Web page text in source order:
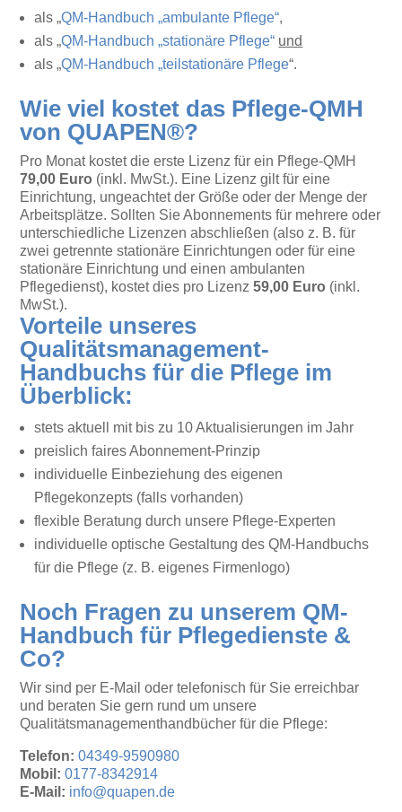
als „QM-Handbuch „ambulante Pflege“,
als „QM-Handbuch „stationäre Pflege“ und
als „QM-Handbuch „teilstationäre Pflege“.
Wie viel kostet das Pflege-QMH
von QUAPEN®?
Pro Monat kostet die erste Lizenz für ein Pflege-QMH
79,00 Euro (inkl. MwSt.). Eine Lizenz gilt für eine
Einrichtung, ungeachtet der Größe oder der Menge der
Arbeitsplätze. Sollten Sie Abonnements für mehrere oder
unterschiedliche Lizenzen abschließen (also z. B. für
zwei getrennte stationäre Einrichtungen oder für eine
stationäre Einrichtung und einen ambulanten
Pflegedienst), kostet dies pro Lizenz59,00 Euro (inkl.
MwSt.).
Vorteile unseres
Qualitätsmanagement-
Handbuchs für die Pflege im
Überblick:
stets aktuell mit bis zu 10 Aktualisierungen im Jahr
preislich faires Abonnement-Prinzip
individuelle Einbeziehung des eigenen
Pflegekonzepts (falls vorhanden)
flexible Beratung durch unsere Pflege-Experten
individuelle optische Gestaltung des QM-Handbuchs
für die Pflege (z. B. eigenes Firmenlogo)
Noch Fragen zu unserem QM-
Handbuch für Pflegedienste &
Co?
Wir sind per E-Mail oder telefonisch für Sie erreichbar
und beraten Sie gern rund um unsere
Qualitätsmanagementhandbücher für die Pflege:
Telefon: 04349-9590980
Mobil: 0177-8342914
E-Mail: info@quapen.de